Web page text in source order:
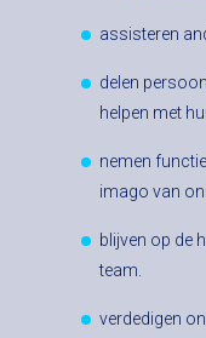
assisteren
delen
helpen met
nemen
imago van
blijven op de
team.
verdedigen